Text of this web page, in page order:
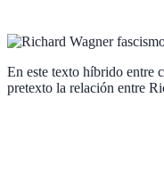
En este texto híbrido entre
pretexto la relación entre